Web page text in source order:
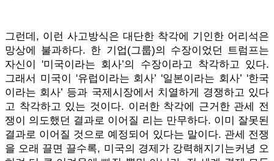
그런데, 이런 사고방식은 대단한 착각에 기인한 어리석은
망상에 불과하다. 한 기업(그룹)의 수장이었던 트럼프는
자신이 '미국이라는 회사’의 수장이라고 착각하고 있다.
그래서 미국이 '유럽이라는 회사’ '일본이라는 회사’ '한국
이라는 회사’ 등과 국제시장에서 치열하게 경쟁하고 있다
고 착각하고 있는 것이다. 이러한 착각에 근거한 관세 전
쟁이 의도했던 결과로 이어질 리는 만무하다. 이미 잘못된
결과로 이어질 것으로 예정되어 있다는 말이다. 관세 전쟁
을 오래 끌면 끌수록, 미국의 경제가 강력해지기는커녕 오